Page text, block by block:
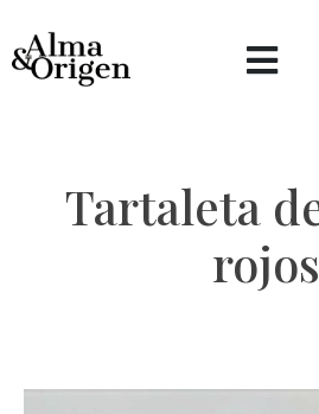
Tartaleta
rojos